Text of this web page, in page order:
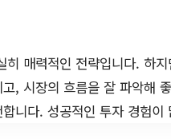
매력적인 전략입니다. 하
, 시장의 흐름을 잘 파악해
니다. 성공적인 투자 경험이